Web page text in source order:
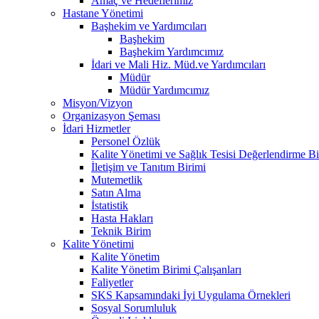
Hastane Yönetimi
Başhekim ve Yardımcıları
Başhekim
Başhekim Yardımcımız
İdari ve Mali Hiz. Müd.ve Yardımcıları
Müdür
Müdür Yardımcımız
Misyon/Vizyon
Organizasyon Şeması
İdari Hizmetler
Personel Özlük
Kalite Yönetimi ve Sağlık Tesisi Değerlendirme
İletişim ve Tanıtım Birimi
Mutemetlik
Satın Alma
İstatistik
Hasta Hakları
Teknik Birim
Kalite Yönetimi
Kalite Yönetim
Kalite Yönetim Birimi Çalışanları
Faliyetler
SKS Kapsamındaki İyi Uygulama Örnekleri
Sosyal Sorumluluk